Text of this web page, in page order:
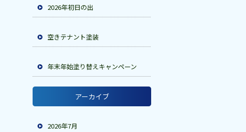
2026年初日の出
空きテナント塗装
年末年始塗り替えキャンペーン
アーカイブ
2026年7月